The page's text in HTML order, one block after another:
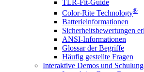
TLR-Fit-Guide
Color-Rite Technology®
Batterieinformationen
Sicherheitsbewertungen
ANSI-Informationen
Glossar der Begriffe
Häufig gestellte Fragen
Interaktive Demos und